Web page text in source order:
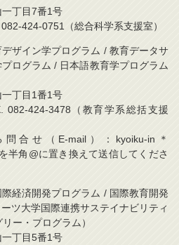
丁目7番1号
424-0751（総合科学系支援室）
ザイン学プログラム / 教育データサ
ログラム / 日本語教育学プログラム
丁目1番1号
424-3478（教育学系総括支援
せ（E-mail）：kyoiku-in＊
半角@に置き換えて送信してくださ
経済開発プログラム / 国際教育開発
ツ大学国際連携サステイナビリティ
ー・プログラム）
丁目5番1号